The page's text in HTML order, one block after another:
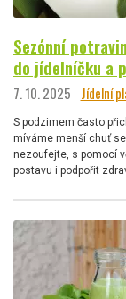
Sezónní
do jídelníčku a
7. 10. 2025 Jídelní
S podzimem často
míváme menší chuť
nezoufejte, s pomocí
postavu i podpořit